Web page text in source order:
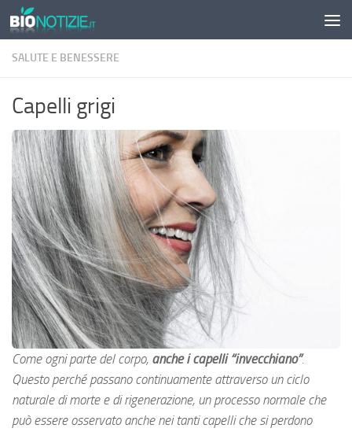
Sotto il contenuto
SALUTE E BENESSERE
Capelli grigi
Come ogni parte del corpo, anche i capelli “invecchiano”.
Questo perché passano continuamente attraverso un ciclo
naturale di morte e di rigenerazione, un processo normale che
può essere osservato anche nei tanti capelli che si perdono